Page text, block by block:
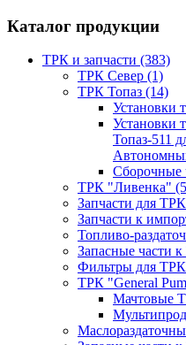
Каталог продукции
ТРК и запчасти (383)
ТРК Север (1)
ТРК Топаз (14)
Установки
Установки
Топаз-511
Сборочные
ТРК "Ливенка"
Запчасти для
Запчасти к
Топливо-
Запасные части
Фильтры для
ТРК "General
Мачтовые